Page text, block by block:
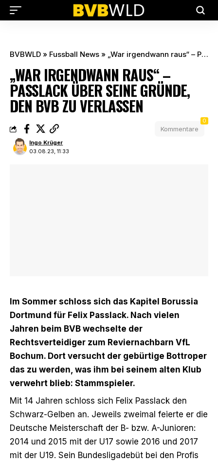
BVBWLD » Fussball News » „War irgendwann raus“ – Passlack über seine Gründe, den BVB zu verlassen
„WAR IRGENDWANN RAUS“ –
PASSLACK ÜBER SEINE GRÜNDE,
DEN BVB ZU VERLASSEN
03.08.23, 11:33
Ingo Krüger
Kommentare
0
Im Sommer schloss sich das Kapitel Borussia
Dortmund für Felix Passlack. Nach vielen
Jahren beim BVB wechselte der
Rechtsverteidiger zum Reviernachbarn VfL
Bochum. Dort versucht der gebürtige Bottroper
das zu werden, was ihm bei seinem alten Klub
verwehrt blieb: Stammspieler.
Mit 14 Jahren schloss sich Felix Passlack den
Schwarz-Gelben an. Jeweils zweimal feierte er die
Deutsche Meisterschaft der B- bzw. A-Junioren:
2014 und 2015 mit der U17 sowie 2016 und 2017
mit der U19. Sein Bundesligadebüt bei den Profis